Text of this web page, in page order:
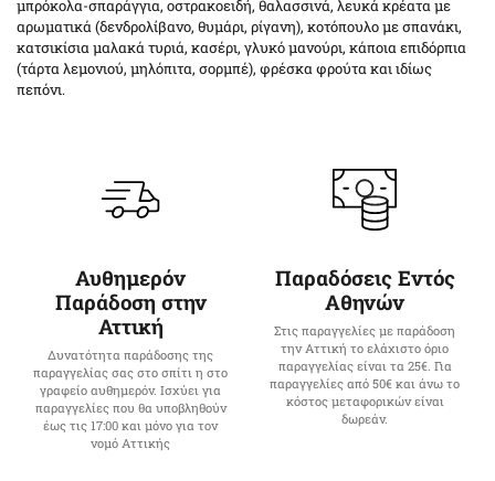
μπρόκολα-σπαράγγια, οστρακοειδή, θαλασσινά, λευκά κρέατα με
αρωματικά (δενδρολίβανο, θυμάρι, ρίγανη), κοτόπουλο με σπανάκι,
κατσικίσια μαλακά τυριά, κασέρι, γλυκό μανούρι, κάποια επιδόρπια
(τάρτα λεμονιού, μηλόπιτα, σορμπέ), φρέσκα φρούτα και ιδίως
πεπόνι.
Αυθημερόν
Παράδοση στην
Αττική
Δυνατότητα παράδοσης της
παραγγελίας σας στο σπίτι η στο
γραφείο αυθημερόν. Ισχύει για
παραγγελίες που θα υποβληθούν
έως τις 17:00 και μόνο για τον
νομό Αττικής
Παραδόσεις Εντός
Αθηνών
Στις παραγγελίες με παράδοση
την Αττική το ελάχιστο όριο
παραγγελίας είναι τα 25€. Για
παραγγελίες από 50€ και άνω το
κόστος μεταφορικών είναι
δωρεάν.